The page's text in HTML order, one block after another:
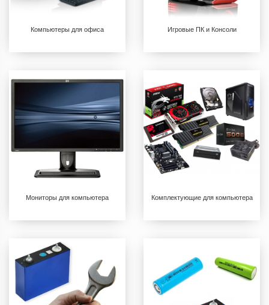
Компьютеры для офиса Игровые ПК и Консоли
Мониторы для компьютера Комплектующие для компьютера